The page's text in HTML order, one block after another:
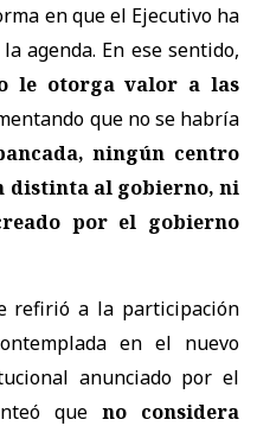
en que el Ejecutivo ha
agenda. En ese sentido,
le otorga valor a las
que no se habría
ningún centro
distinta al gobierno, ni
por el gobierno
refirió a la participación
en el nuevo
anunciado por el
que no considera